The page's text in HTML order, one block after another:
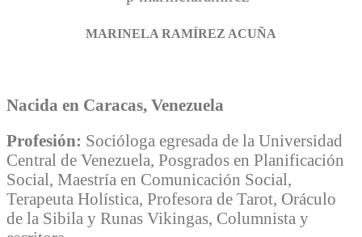
MARINELA RAMÍREZ ACUÑA
Nacida en Caracas, Venezuela
Profesión: Socióloga egresada de la Universidad
Central de Venezuela, Posgrados en Planificación
Social, Maestría en Comunicación Social,
Terapeuta Holística, Profesora de Tarot, Oráculo
de la Sibila y Runas Vikingas, Columnista y